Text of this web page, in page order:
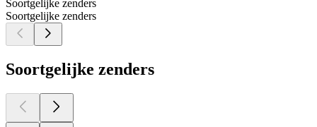
Soortgelijke zenders
Soortgelijke zenders
Soortgelijke zenders